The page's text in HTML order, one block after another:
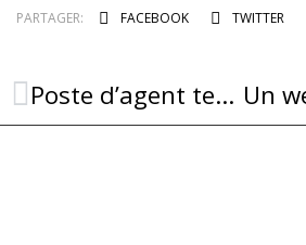
PARTAGER: FACEBOOK TWITTER
Poste d’agent technique polyvalent à pourvoir